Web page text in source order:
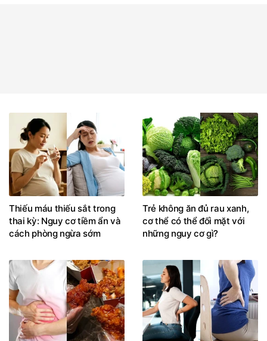
Thiếu máu thiếu sắt trong
thai kỳ: Nguy cơ tiềm ẩn và
cách phòng ngừa sớm
Trẻ không ăn đủ rau xanh,
cơ thể có thể đối mặt với
những nguy cơ gì?